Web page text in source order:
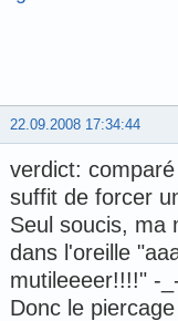
22.09.2008 17:34:44
verdict:
suffit de forcer
Seul soucis, ma
dans l'oreille
mutileeeer!!!!" -
Donc le